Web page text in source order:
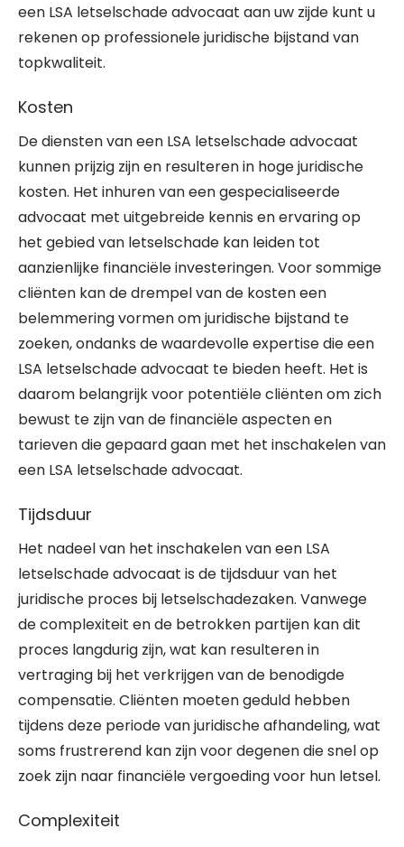
een LSA letselschade advocaat aan uw zijde kunt u
rekenen op professionele juridische bijstand van
topkwaliteit.
Kosten
De diensten van een LSA letselschade advocaat
kunnen prijzig zijn en resulteren in hoge juridische
kosten. Het inhuren van een gespecialiseerde
advocaat met uitgebreide kennis en ervaring op
het gebied van letselschade kan leiden tot
aanzienlijke financiële investeringen. Voor sommige
cliënten kan de drempel van de kosten een
belemmering vormen om juridische bijstand te
zoeken, ondanks de waardevolle expertise die een
LSA letselschade advocaat te bieden heeft. Het is
daarom belangrijk voor potentiële cliënten om zich
bewust te zijn van de financiële aspecten en
tarieven die gepaard gaan met het inschakelen van
een LSA letselschade advocaat.
Tijdsduur
Het nadeel van het inschakelen van een LSA
letselschade advocaat is de tijdsduur van het
juridische proces bij letselschadezaken. Vanwege
de complexiteit en de betrokken partijen kan dit
proces langdurig zijn, wat kan resulteren in
vertraging bij het verkrijgen van de benodigde
compensatie. Cliënten moeten geduld hebben
tijdens deze periode van juridische afhandeling, wat
soms frustrerend kan zijn voor degenen die snel op
zoek zijn naar financiële vergoeding voor hun letsel.
Complexiteit